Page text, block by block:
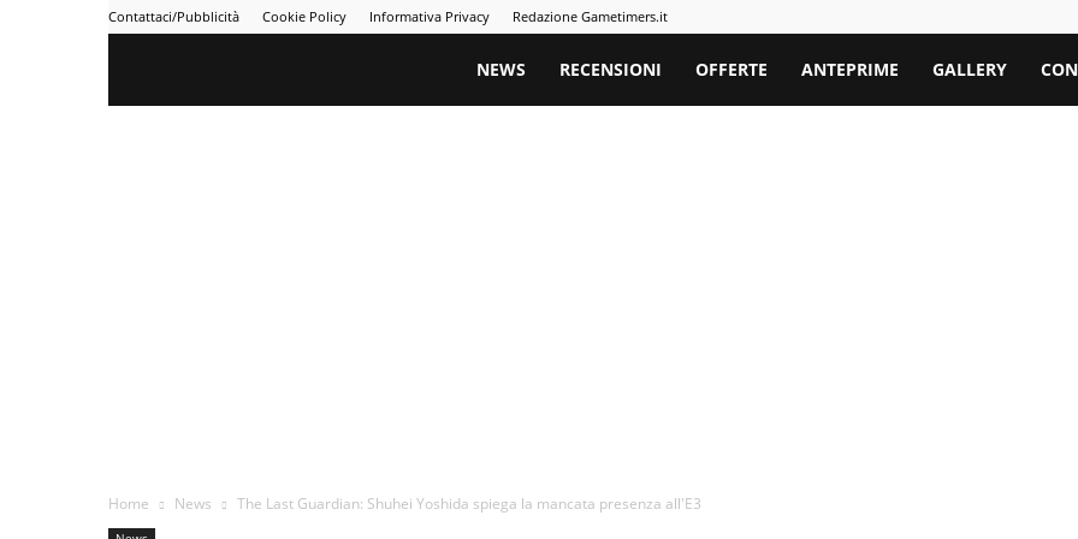
Contattaci/Pubblicità Cookie Policy Informativa Privacy Redazione Gametimers.it
Gametimers
NEWS RECENSIONI OFFERTE ANTEPRIME GALLERY
Home News The Last Guardian: Shuhei Yoshida spiega la mancata presenza all'E3